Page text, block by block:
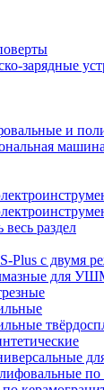
зарядные
и
машина
весь раздел
Plus c двумя
для